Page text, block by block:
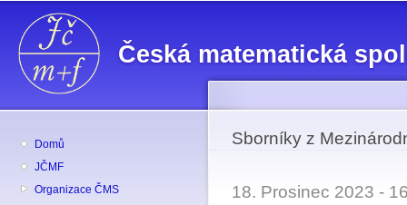
Česká matematická
Domů
JČMF
Organizace ČMS
Sborníky z
18. Prosinec 2023 -